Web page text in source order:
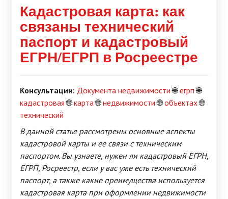
Кадастровая карта: как
связаны технический
паспорт и кадастровый
ЕГРН/ЕГРП в Росреестре
Консультации: Документа недвижимости🌐егрп🌐
кадастровая🌐карта🌐недвижимости🌐объектах🌐
технический
В данной статье рассмотрены основные аспекты
кадастровой карты и ее связи с техническим
паспортом. Вы узнаете, нужен ли кадастровый ЕГРН,
ЕГРП, Росреестр, если у вас уже есть технический
паспорт, а также какие преимущества используется
кадастровая карта при оформлении недвижимости